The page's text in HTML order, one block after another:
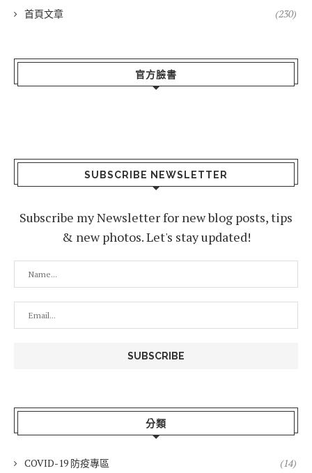
首頁文章 (230)
官方臉書
SUBSCRIBE NEWSLETTER
Subscribe my Newsletter for new blog posts, tips
& new photos. Let's stay updated!
分類
COVID-19 防疫專區 (14)